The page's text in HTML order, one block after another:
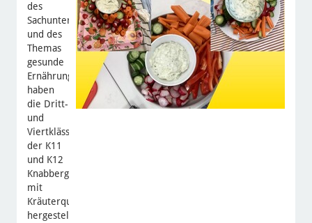
des
Sachunterrichts
und des
Themas
gesunde
Ernährung
haben
die Dritt-
und
Viertklässler
der K11
und K12
Knabbergemüse
mit
Kräuterquark
hergestellt.